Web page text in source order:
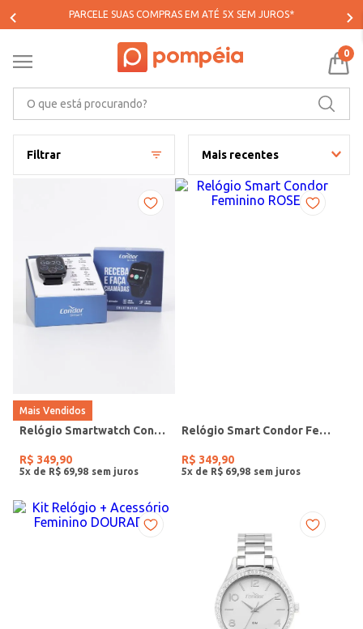
PARCELE SUAS COMPRAS EM ATÉ 5X SEM JUROS*
0
Filtrar Mais recentes
Mais Vendidos
Relógio Smartwatch Condor PRETO
R$ 349,90
5x de R$ 69 98
Relógio Smart Condor Feminino ROSE
R$ 349,90
5x de R$ 69 98